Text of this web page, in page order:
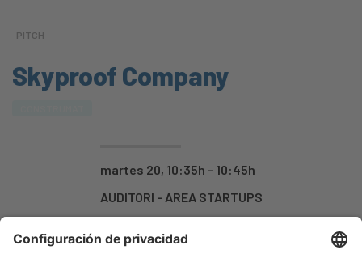
PITCH
Skyproof Company
martes 20, 10:35h - 10:45h
AUDITORI - AREA STARTUPS